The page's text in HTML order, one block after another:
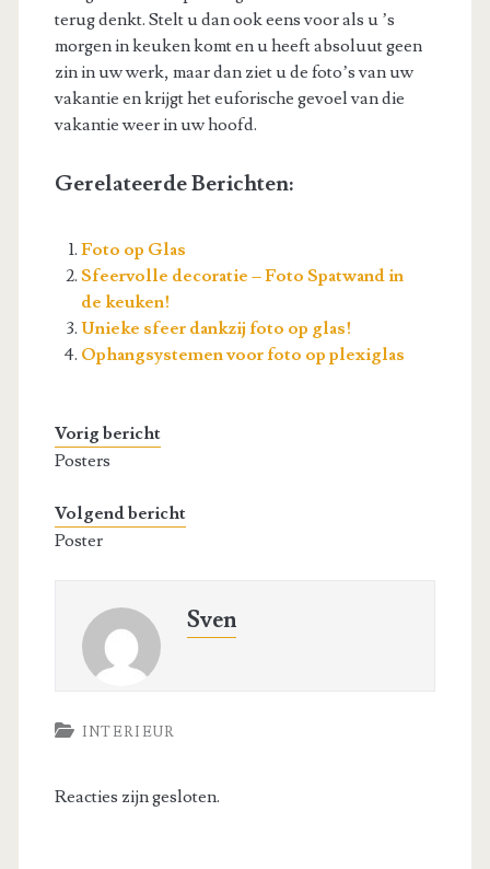
terug denkt. Stelt u dan ook eens voor als u ’s
morgen in keuken komt en u heeft absoluut geen
zin in uw werk, maar dan ziet u de foto’s van uw
vakantie en krijgt het euforische gevoel van die
vakantie weer in uw hoofd.
Gerelateerde Berichten:
Foto op Glas
Sfeervolle decoratie – Foto Spatwand in
de keuken!
Unieke sfeer dankzij foto op glas!
Ophangsystemen voor foto op plexiglas
Vorig bericht
Posters
Volgend bericht
Poster
Sven
INTERIEUR
Reacties zijn gesloten.